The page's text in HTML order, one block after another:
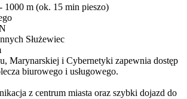
- 1000 m (ok. 15 min pieszo)
Służewiec
Marynarskiej i Cybernetyki zapewnia dostęp
biurowego i usługowego.
z centrum miasta oraz szybki dojazd do